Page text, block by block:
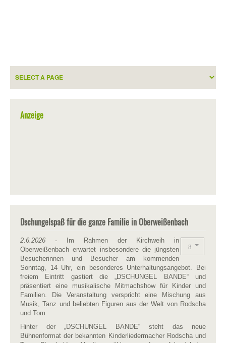
Anzeige
Dschungelspaß für die ganze Familie in Oberweißenbach
2.6.2026 - Im Rahmen der Kirchweih in
Oberweißenbach erwartet insbesondere die jüngsten
Besucherinnen und Besucher am kommenden
Sonntag, 14 Uhr, ein besonderes Unterhaltungsangebot. Bei
freiem Eintritt gastiert die „DSCHUNGEL BANDE“ und
präsentiert eine musikalische Mitmachshow für Kinder und
Familien. Die Veranstaltung verspricht eine Mischung aus
Musik, Tanz und beliebten Figuren aus der Welt von Rodscha
und Tom.
Hinter der „DSCHUNGEL BANDE“ steht das neue
Bühnenformat der bekannten Kinderliedermacher Rodscha und